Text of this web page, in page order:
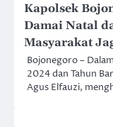
Kapolsek
Damai Natal
Masyarakat
Bojonegoro –
2024 dan Tahun
Agus Elfauzi,